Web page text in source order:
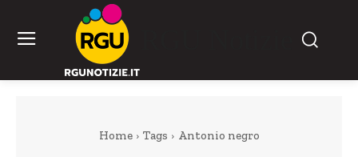
Home Tags Antonio negro